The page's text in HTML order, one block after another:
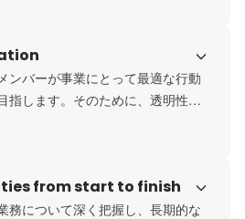
ンバーが事業にとって最適な行動
指します。そのために、透明性の
from start to finish
務について深く把握し、長期的な